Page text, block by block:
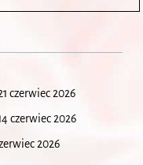
czerwiec 2026
czerwiec 2026
2026